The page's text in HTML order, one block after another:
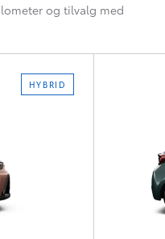
og tilvalg med
HYBRID